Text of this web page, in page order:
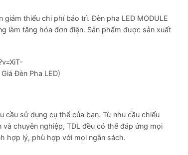
thiểu chi phí bảo trì. Đèn pha LED MODULE
làm tăng hóa đơn điện. Sản phẩm được sản xuất
Đèn Pha LED)
cầu sử dụng cụ thể của bạn. Từ nhu cầu chiếu
chuyên nghiệp, TDL đều có thể đáp ứng mọi
hợp lý, phù hợp với mọi ngân sách.